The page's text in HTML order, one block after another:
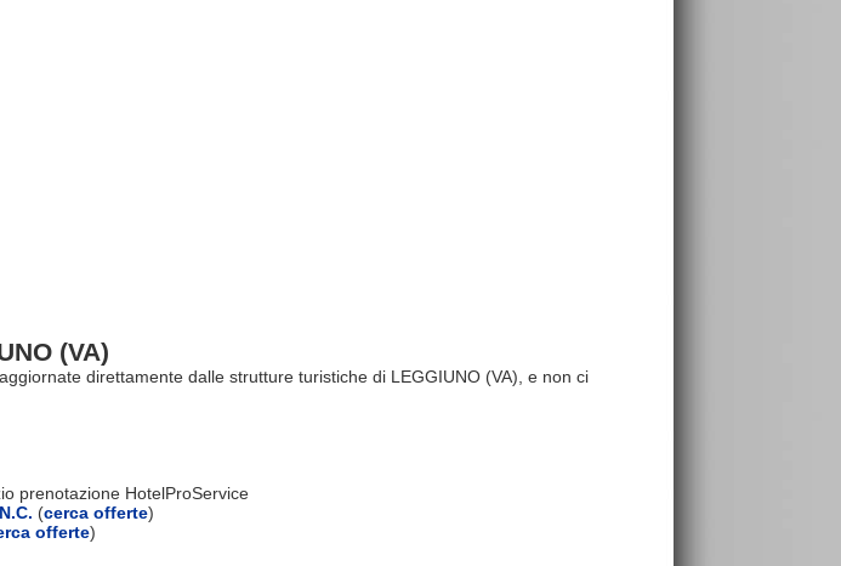
(VA)
direttamente dalle strutture turistiche di LEGGIUNO (VA), e non ci
prenotazione HotelProService
(cerca offerte)
offerte)